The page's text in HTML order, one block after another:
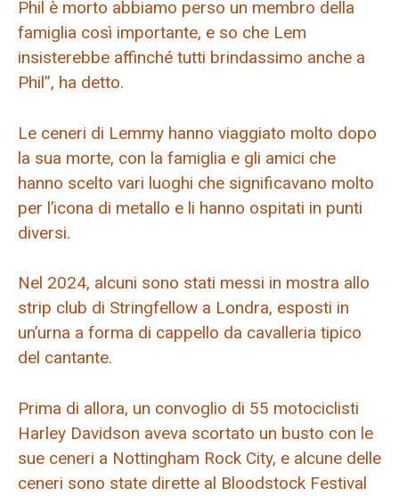
Phil è morto abbiamo perso un membro della
famiglia così importante, e so che Lem
insisterebbe affinché tutti brindassimo anche a
Phil”, ha detto.
Le ceneri di Lemmy hanno viaggiato molto dopo
la sua morte, con la famiglia e gli amici che
hanno scelto vari luoghi che significavano molto
per l’icona di metallo e li hanno ospitati in punti
diversi.
Nel 2024, alcuni sono stati messi in mostra allo
strip club di Stringfellow a Londra, esposti in
un’urna a forma di cappello da cavalleria tipico
del cantante.
Prima di allora, un convoglio di 55 motociclisti
Harley Davidson aveva scortato un busto con le
sue ceneri a Nottingham Rock City, e alcune delle
ceneri sono state dirette al Bloodstock Festival